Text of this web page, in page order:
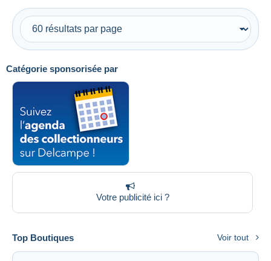
Catégorie sponsorisée par
Votre publicité ici ?
Top Boutiques Voir tout